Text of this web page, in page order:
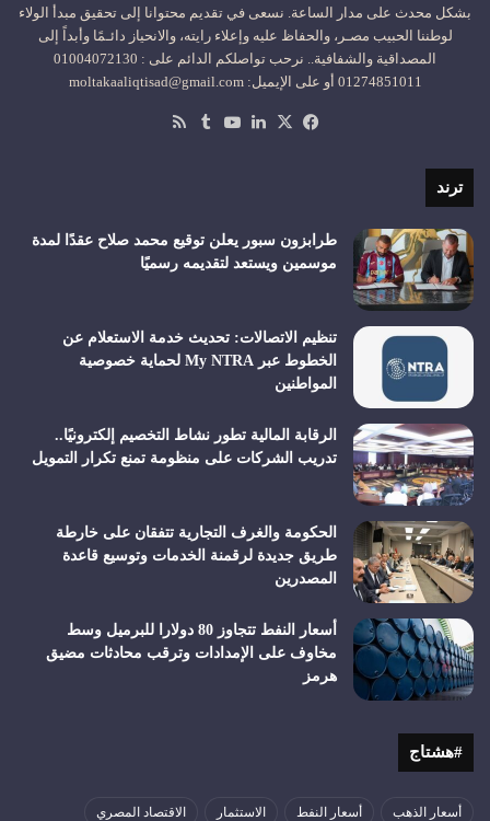
بشكل محدث على مدار الساعة. نسعى في تقديم محتوانا إلى تحقيق مبدأ الولاء
لوطننا الحبيب مصـر، والحفاظ عليه وإعلاء رايته، والانحياز دائـمًا وأبداً إلى
المصداقية والشفافية.. نرحب تواصلكم الدائم على : 01004072130
01274851011 أو على الإيميل: moltakaaliqtisad@gmail.com
فيسبوك
‫X لينكدإن‫YouTube
ترند
طرابزون سبور يعلن توقيع محمد صلاح عقدًا لمدة
موسمين ويستعد لتقديمه رسميًا
تنظيم الاتصالات: تحديث خدمة الاستعلام عن
الخطوط عبر My NTRA لحماية خصوصية
المواطنين
الرقابة المالية تطور نشاط التخصيم إلكترونيًا..
تدريب الشركات على منظومة تمنع تكرار التمويل
الحكومة والغرف التجارية تتفقان على خارطة
طريق جديدة لرقمنة الخدمات وتوسيع قاعدة
المصدرين
أسعار النفط تتجاوز 80 دولارا للبرميل وسط
مخاوف على الإمدادات وترقب محادثات مضيق
هرمز
#هشتاج
أسعار الذهب أسعار النفط الاستثمار الاقتصاد المصري